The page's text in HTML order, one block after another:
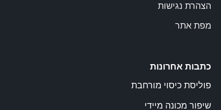
הצהרת נגישות
מפת אתר
כתבות אחרונות
פוליסת כיסוי מורחבת
שיפור מכונה מיידי